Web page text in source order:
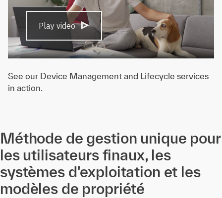
Play video
See our Device Management and Lifecycle services
in action.
Méthode de gestion unique pour
les utilisateurs finaux, les
systèmes d'exploitation et les
modèles de propriété